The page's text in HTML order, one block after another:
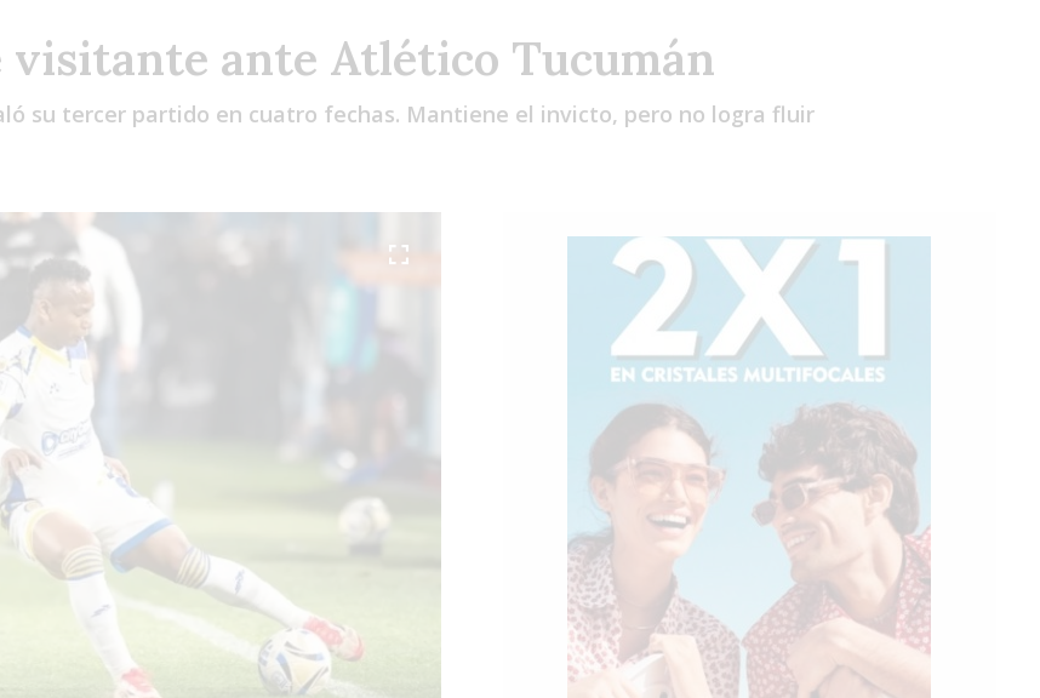
Vie Sáb
visitante ante Atlético Tucumán
su tercer partido en cuatro fechas. Mantiene el invicto, pero no logra fluir